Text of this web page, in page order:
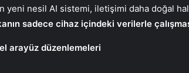
yeni nesil AI sistemi, iletişimi daha doğal
sadece cihaz içindeki verilerle
arayüz düzenlemeleri